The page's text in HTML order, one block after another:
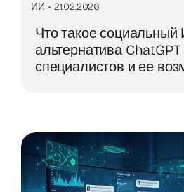
ИИ • 21.02.2026
Что такое
альтернатива
специалистов и ее